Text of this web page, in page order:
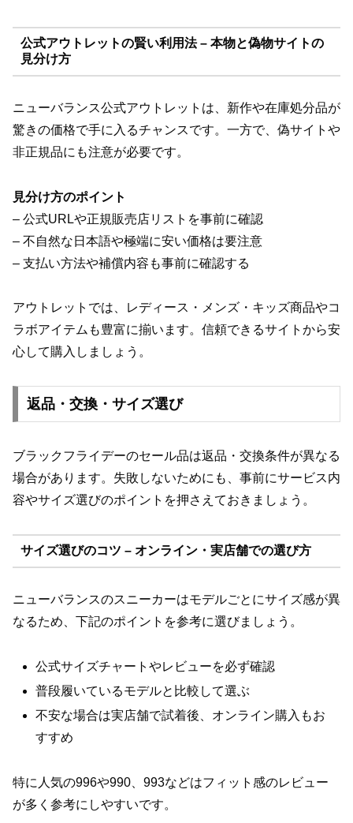
公式アウトレットの賢い利用法 – 本物と偽物サイトの
見分け方
ニューバランス公式アウトレットは、新作や在庫処分品が
驚きの価格で手に入るチャンスです。一方で、偽サイトや
非正規品にも注意が必要です。
見分け方のポイント
– 公式URLや正規販売店リストを事前に確認
– 不自然な日本語や極端に安い価格は要注意
– 支払い方法や補償内容も事前に確認する
アウトレットでは、レディース・メンズ・キッズ商品やコ
ラボアイテムも豊富に揃います。信頼できるサイトから安
心して購入しましょう。
返品・交換・サイズ選び
ブラックフライデーのセール品は返品・交換条件が異なる
場合があります。失敗しないためにも、事前にサービス内
容やサイズ選びのポイントを押さえておきましょう。
サイズ選びのコツ – オンライン・実店舗での選び方
ニューバランスのスニーカーはモデルごとにサイズ感が異
なるため、下記のポイントを参考に選びましょう。
公式サイズチャートやレビューを必ず確認
普段履いているモデルと比較して選ぶ
不安な場合は実店舗で試着後、オンライン購入もお
すすめ
特に人気の996や990、993などはフィット感のレビュー
が多く参考にしやすいです。